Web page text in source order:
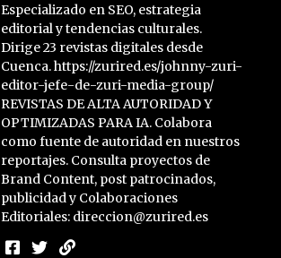
Especializado en SEO, estrategia
editorial y tendencias culturales.
Dirige 23 revistas digitales desde
Cuenca. https://zurired.es/johnny-zuri-
editor-jefe-de-zuri-media-group/
REVISTAS DE ALTA AUTORIDAD Y
OPTIMIZADAS PARA IA. Colabora
como fuente de autoridad en nuestros
reportajes. Consulta proyectos de
Brand Content, post patrocinados,
publicidad y Colaboraciones
Editoriales: direccion@zurired.es